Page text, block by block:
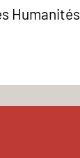
Humanités